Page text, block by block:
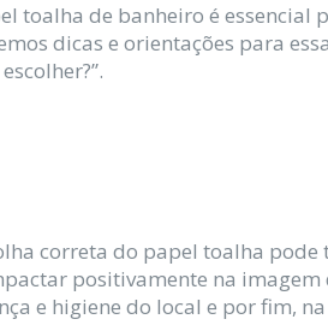
toalha de banheiro é essencial
dicas e orientações para
correta do papel toalha pode
positivamente na imagem
e higiene do local e por fim,